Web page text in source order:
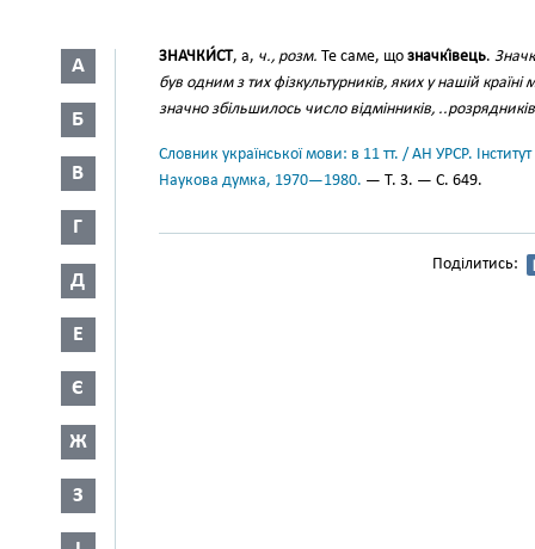
А
Б
В
Г
Д
Е
Є
Ж
З
ЗНАЧКИ́СТ, а, ч., розм. Те саме, що значкі́вець.
був одним з тих фізкультурників, яких у нашій країні
значно збільшилось число відмінників, ..розрядників
Словник української мови: в 11 тт. / АН УРСР.
Наукова думка, 1970—1980. — Т. 3. — С. 649.
Поділитись: